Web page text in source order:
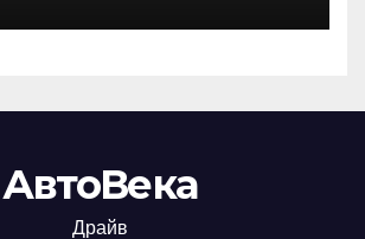
АвтоВека
Драйв